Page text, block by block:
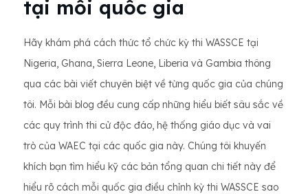
tại mỗi quốc gia
Hãy khám phá cách thức tổ chức kỳ thi WASSCE tại
Nigeria, Ghana, Sierra Leone, Liberia và Gambia thông
qua các bài viết chuyên biệt về từng quốc gia của chúng
tôi. Mỗi bài blog đều cung cấp những hiểu biết sâu sắc về
các quy trình thi cử độc đáo, hệ thống giáo dục và vai
trò của WAEC tại các quốc gia này. Chúng tôi khuyến
khích bạn tìm hiểu kỹ các bản tổng quan chi tiết này để
hiểu rõ cách mỗi quốc gia điều chỉnh kỳ thi WASSCE sao